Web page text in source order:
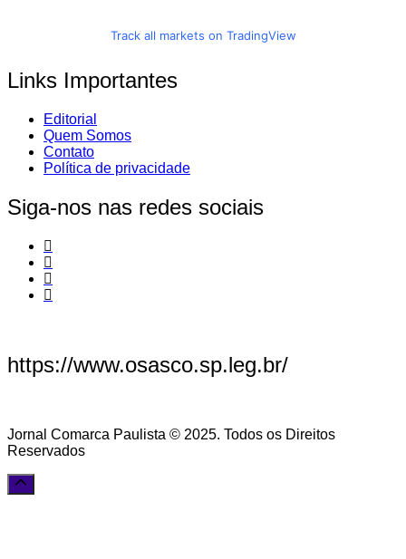
Track all markets on TradingView
Links Importantes
Editorial
Quem Somos
Contato
Política de privacidade
Siga-nos nas redes sociais
https://www.osasco.sp.leg.br/
Jornal Comarca Paulista © 2025. Todos os Direitos
Reservados